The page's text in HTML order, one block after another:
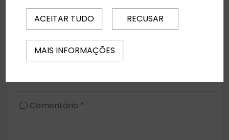
Quartos
Regime Alimentar
Comentário *
ACEITAR TUDO RECUSAR
MAIS INFORMAÇÕES